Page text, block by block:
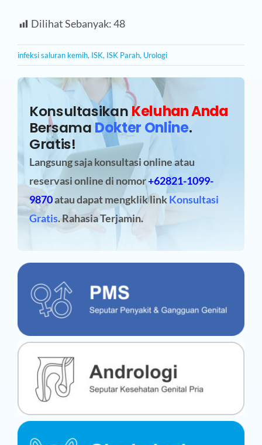
Dilihat Sebanyak:48
infeksi saluran kemih, ISK, ISK Parah, Urologi
Konsultasikan Keluhan Anda
BersamaDokter Online.
Gratis!
Langsung saja konsultasi online atau
reservasi onlinedi nomor+62821-1099-
9870atau dapat mengklik linkKonsultasi
Gratis. Rahasia Terjamin.